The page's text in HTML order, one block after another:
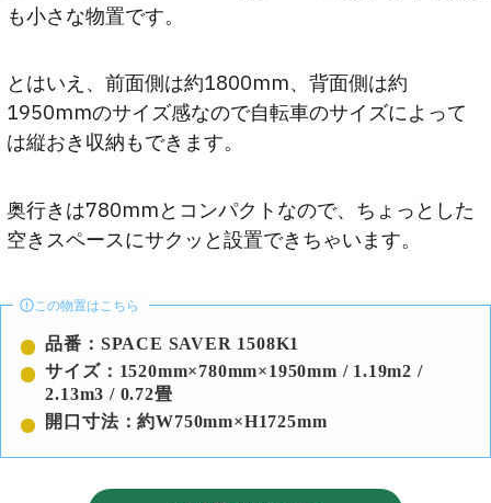
も小さな物置です。
とはいえ、前面側は約1800mm、背面側は約
1950mmのサイズ感なので自転車のサイズによって
は縦おき収納もできます。
奥行きは780mmとコンパクトなので、ちょっとした
空きスペースにサクッと設置できちゃいます。
この物置はこちら
品番：SPACE SAVER 1508K1
サイズ：1520mm×780mm×1950mm / 1.19m2 /
2.13m3 / 0.72畳
開口寸法：約W750mm×H1725mm